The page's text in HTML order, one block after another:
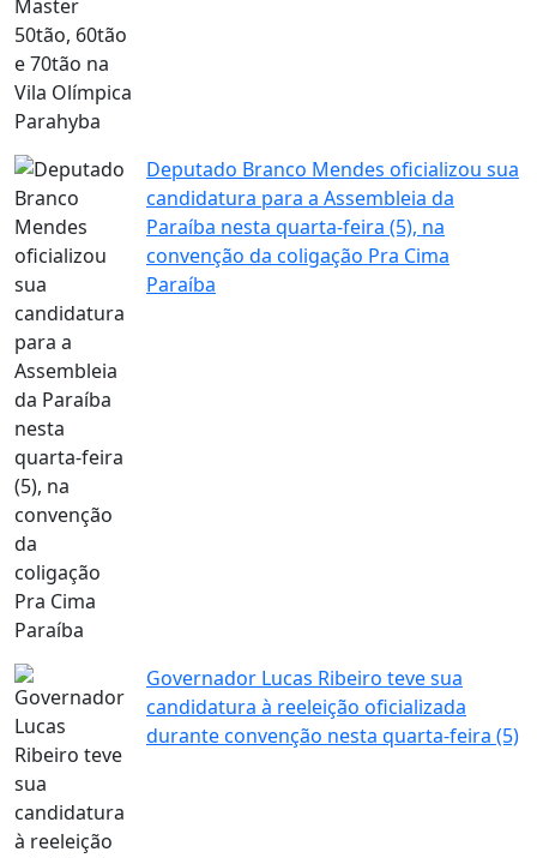
Deputado Branco Mendes oficializou sua
candidatura para a Assembleia da
Paraíba nesta quarta-feira (5), na
convenção da coligação Pra Cima
Paraíba
Governador Lucas Ribeiro teve sua
candidatura à reeleição oficializada
durante convenção nesta quarta-feira (5)